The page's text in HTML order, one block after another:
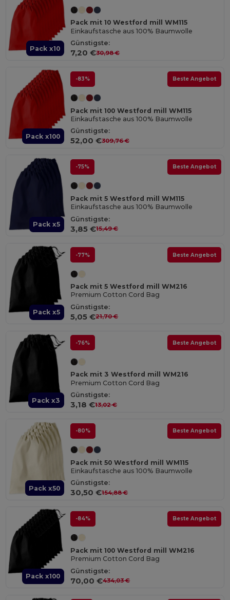
Pack x10
Pack mit 10 Westford mill WM115
Einkaufstasche aus 100% Baumwolle
Günstigste:
7,20 €30,98 €
Pack x100
-83% Beste Angebot
Pack mit 100 Westford mill WM115
Einkaufstasche aus 100% Baumwolle
Günstigste:
52,00 €309,76 €
Pack x5
-75% Beste Angebot
Pack mit 5 Westford mill WM115
Einkaufstasche aus 100% Baumwolle
Günstigste:
3,85 €15,49 €
Pack x5
-77% Beste Angebot
Pack mit 5 Westford mill WM216
Premium Cotton Cord Bag
Günstigste:
5,05 €21,70 €
Pack x3
-76% Beste Angebot
Pack mit 3 Westford mill WM216
Premium Cotton Cord Bag
Günstigste:
3,18 €13,02 €
Pack x50
-80% Beste Angebot
Pack mit 50 Westford mill WM115
Einkaufstasche aus 100% Baumwolle
Günstigste:
30,50 €154,88 €
Pack x100
-84% Beste Angebot
Pack mit 100 Westford mill WM216
Premium Cotton Cord Bag
Günstigste:
70,00 €434,03 €